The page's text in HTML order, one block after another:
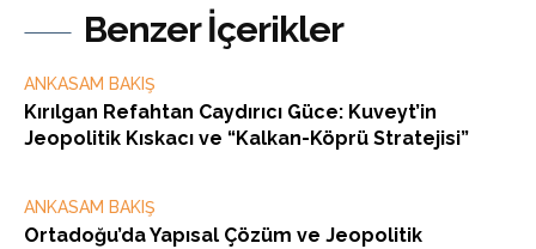
Benzer İçerikler
ANKASAM BAKIŞ
Kırılgan Refahtan Caydırıcı Güce: Kuveyt’in
Jeopolitik Kıskacı ve “Kalkan-Köprü Stratejisi”
ANKASAM BAKIŞ
Ortadoğu’da Yapısal Çözüm ve Jeopolitik